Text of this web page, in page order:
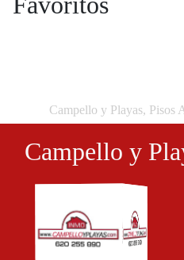
Campello y Playas, Pisos
Campello y